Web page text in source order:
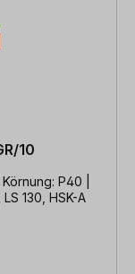
10
P40 |
130, HSK-A